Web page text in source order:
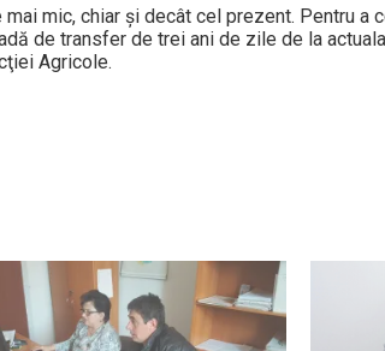
mic, chiar și decât cel prezent. Pentru a
de transfer de trei ani de zile de la
Agricole.